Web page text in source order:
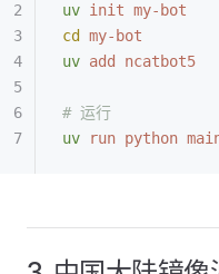
uv init my-bot
cd
my-bot
uv add ncatbot5
# 运行
uv run python